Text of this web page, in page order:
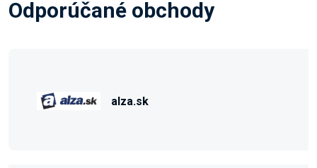
Odporúčané obchody
alza.sk